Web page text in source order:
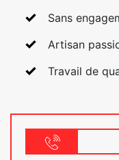
Sans
Artisan
Travail de